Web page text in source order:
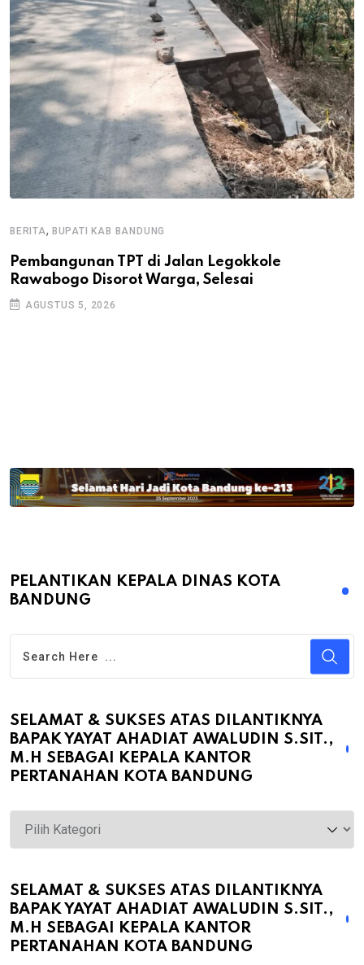
BERITA, BUPATI KAB BANDUNG
Pembangunan TPT di Jalan Legokkole
Rawabogo Disorot Warga, Selesai
AGUSTUS 5, 2026
PELANTIKAN KEPALA DINAS KOTA
BANDUNG
SELAMAT & SUKSES ATAS DILANTIKNYA
BAPAK YAYAT AHADIAT AWALUDIN S.SIT.,
M.H SEBAGAI KEPALA KANTOR
PERTANAHAN KOTA BANDUNG
Selamat
&
atas
Dilantiknya
Bapak
SELAMAT & SUKSES ATAS DILANTIKNYA
BAPAK YAYAT AHADIAT AWALUDIN S.SIT.,
M.H SEBAGAI KEPALA KANTOR
PERTANAHAN KOTA BANDUNG